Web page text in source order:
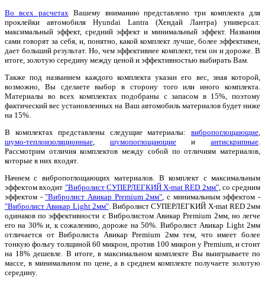
Во всех расчетах Вашему вниманию представлено три комплекта для
проклейки автомобиля Hyundai Lantra (Хендай Лантра) универсал:
максимальный эффект, средний эффект и минимальный эффект. Названия
сами говорят за себя, и, понятно, какой комплект лучше, более эффективен,
дает больший результат. Но, чем эффективнее комплект, тем он и дороже. В
итоге, золотую середину между ценой и эффективностью выбирать Вам.
Также под названием каждого комплекта указан его вес, зная которой,
возможно, Вы сделаете выбор в сторону того или иного комплекта.
Материалы во всех комплектах подобраны с запасом в 15%, поэтому
фактический вес установленных на Ваш автомобиль материалов будет ниже
на 15%.
В комплектах представлены следущие материалы: вибропоглощающие
шумо-теплоизоляционные
шумопоглощающиеиантискрипные
Рассмотрим отличия комплектов между собой по отличиям материалов,
которые в них входят.
Начнем с вибропоглощающих материалов. В комплект с максимальным
эффектом входит "Вибролист СУПЕРЛЕГКИЙ X-mat RED 2мм", со средним
эффектом -"Вибролист Авикар Premium 2мм" , с минимальным эффектом -
"Вибролист Авикар Light 2мм". Вибролист СУПЕРЛЕГКИЙ X-mat RED 2мм
одинаков по эффективности с Вибролистом Авикар Premium 2мм, но легче
его на 30% и, к сожалению, дороже на 50%. Вибролист Авикар Light 2мм
отличается от Вибролиста Авикар Premium 2мм тем, что имеет более
тонкую фольгу толщиной 60 микрон, против 100 микрон у Premium, и стоит
на 18% дешевле. В итоге, в максимальном комплекте Вы выигрываете по
массе, в минимальном по цене, а в среднем комплекте получаете золотую
середину.